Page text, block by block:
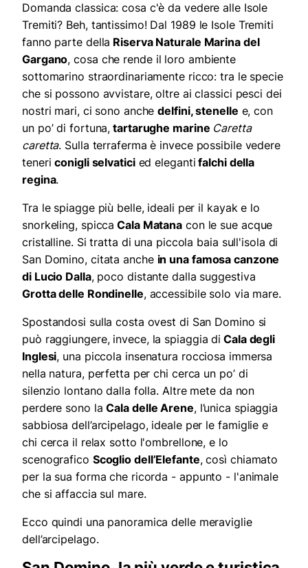
Domanda classica: cosa c'è da vedere alle Isole
Tremiti? Beh, tantissimo! Dal 1989 le Isole Tremiti
fanno parte della Riserva Naturale Marina del
Gargano, cosa che rende il loro ambiente
sottomarino straordinariamente ricco: tra le specie
che si possono avvistare, oltre ai classici pesci dei
nostri mari, ci sono anchedelfini, stenelle e, con
un po’ di fortuna, tartarughe marine Caretta
caretta. Sulla terraferma è invece possibile vedere
tenericonigli selvaticied eleganti falchi della
regina.
Tra le spiagge più belle, ideali per il kayak e lo
snorkeling, spicca Cala Matana con le sue acque
cristalline. Si tratta di una piccola baia sull'isola di
San Domino, citata anche in una famosa canzone
di Lucio Dalla, poco distante dalla suggestiva
Grotta delle Rondinelle, accessibile solo via mare.
Spostandosi sulla costa ovest di San Domino si
può raggiungere, invece,la spiaggia di Cala degli
Inglesi, una piccola insenatura rocciosa immersa
nella natura, perfetta per chi cerca un po’ di
silenzio lontano dalla folla. Altre mete da non
perdere sono laCala delle Arene, l’unica spiaggia
sabbiosa dell’arcipelago, ideale per le famiglie e
chi cerca il relax sotto l'ombrellone, e lo
scenografico Scoglio dell’Elefante, così chiamato
per la sua forma che ricorda - appunto - l'animale
che si affaccia sul mare.
Ecco quindi una panoramica delle meraviglie
dell’arcipelago.